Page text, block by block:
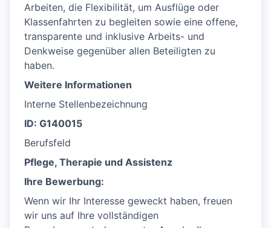
Arbeiten, die Flexibilität, um Ausflüge oder
Klassenfahrten zu begleiten sowie eine offene,
transparente und inklusive Arbeits- und
Denkweise gegenüber allen Beteiligten zu
haben.
Weitere Informationen
Interne Stellenbezeichnung
ID: G140015
Berufsfeld
Pflege, Therapie und Assistenz
Ihre Bewerbung:
Wenn wir Ihr Interesse geweckt haben, freuen
wir uns auf Ihre vollständigen